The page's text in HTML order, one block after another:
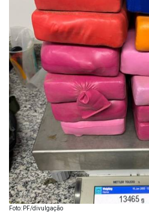
Foto: PF/divulgação